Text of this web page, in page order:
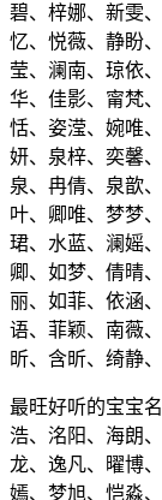
碧、梓娜、新雯
忆、悦薇、静盼
莹、澜南、琼依
华、佳影、甯梵
恬、姿滢、婉唯
妍、泉梓、奕馨
泉、冉倩、泉歆
叶、卿唯、梦梦
珺、水蓝、澜媱
卿、如梦、倩晴
丽、如菲、依涵
语、菲颖、南薇
昕、含昕、绮静
最旺好听的宝宝
浩、洺阳、海朗
龙、逸凡、曜博
嫣、梦旭、恺淼